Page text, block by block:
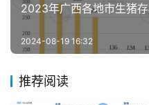
析
告
2023年广西各地市生猪
2024-08-19 16:32
推荐阅读